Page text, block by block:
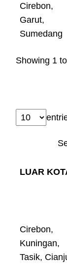
Cirebon,
Garut,
Sumedang
Showing 1
LUAR
Cirebon,
Kuningan,
Tasik,